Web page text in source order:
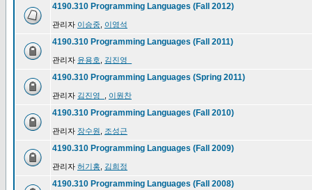
4190.310 Programming Languages (Fall 2012)
관리자 이승중 이영석
4190.310 Programming Languages (Fall 2011)
관리자 윤용호 김진영_
4190.310 Programming Languages (Spring 2011)
관리자 김진영_ 이원찬
4190.310 Programming Languages (Fall 2010)
관리자 장수원 조성근
4190.310 Programming Languages (Fall 2009)
관리자 허기홍 김희정
4190.310 Programming Languages (Fall 2008)